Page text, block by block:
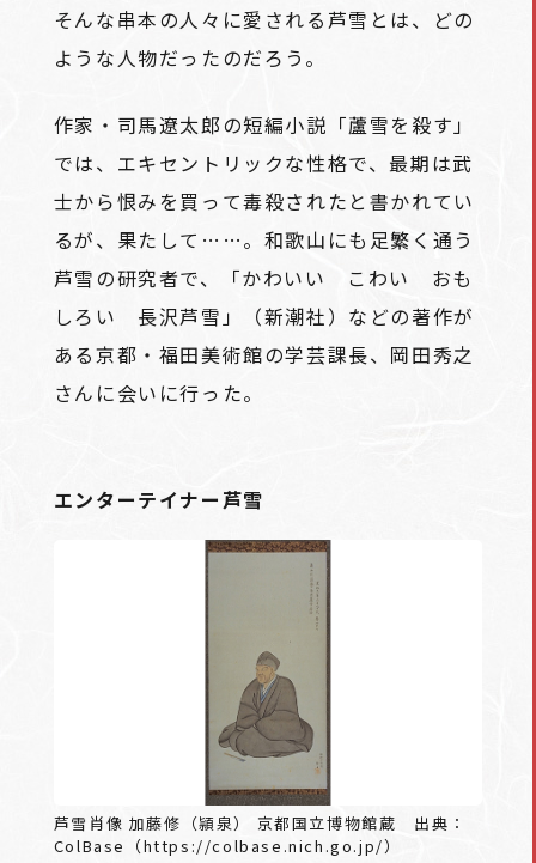
そんな串本の人々に愛される芦雪とは、どの
ような人物だったのだろう。
作家・司馬遼太郎の短編小説「蘆雪を殺す」
では、エキセントリックな性格で、最期は武
士から恨みを買って毒殺されたと書かれてい
るが、果たして……。和歌山にも足繁く通う
芦雪の研究者で、「かわいい こわい おも
しろい 長沢芦雪」（新潮社）などの著作が
ある京都・福田美術館の学芸課長、岡田秀之
さんに会いに行った。
エンターテイナー芦雪
芦雪肖像 加藤修（頴泉） 京都国立博物館蔵 出典：
ColBase（https://colbase.nich.go.jp/）